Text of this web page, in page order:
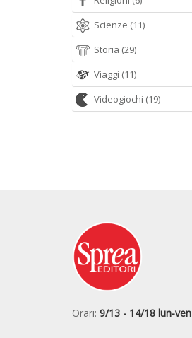
Scienze (11)
Storia (29)
Viaggi (11)
Videogiochi (19)
Orari: 9/13 - 14/18 lun-ven